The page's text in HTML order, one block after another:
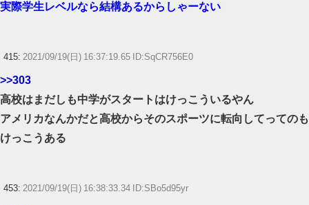
実際学生レベルなら結構あるからしゃーない
415: 2021/09/19(日) 16:37:19.65 ID:SqCR756E0
>>303
高校はまだしも中学がスタートはけっこういるやん
アメリカなんかだと高校からそのスポーツに転向してってのも
けっこうある
453: 2021/09/19(日) 16:38:33.34 ID:SBo5d95yr